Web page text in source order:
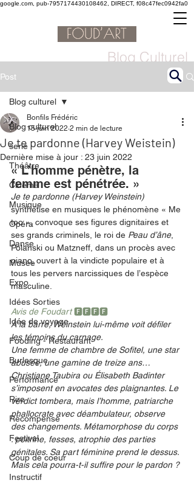
google.com, pub-7957174430108462, DIRECT, f08c47fec0942fa0
Blog Culturel
Post
Blog culturel
serie
Théâtre
Cinéma
Musique
Opéra
Danse
Musée
Expo
Idées Sorties
Idée de voyage
Fooding - Restaurant
Burlesque
Performance
Rire
Récompense
Festival
Coup de coeur
Instructif
Blog culturel
Je te pardonne (Harvey Weistein)
Bonfils Frédéric
15 juin 2022 2 min de lecture
Dernière mise à jour : 23 juin 2022
« L’homme pénètre, la
femme est pénétrée. »
Je te pardonne (Harvey Weinstein)
synthétise en musiques le phénomène « Me
too », convoque ses figures dignitaires et
ses grands criminels, le roi de Peau d’âne,
Polanski ou Matzneff, dans un procès avec
piano, ouvert à la vindicte populaire et à
tous les pervers narcissiques de l’espèce
masculine.
Avis de Foudart 🅵🅵🅵🅵
À la barre, Weinstein lui-même voit défiler
les témoins du carnage.
Une femme de chambre de Sofitel, une star
abusée, une gamine de treize ans…
Christiane Taubira ou Élisabeth Badinter
s’imposent en avocates des plaignantes. Le
verdict tombera, mais l’homme, patriarche
phallocrate avec déambulateur, observe
des changements. Métamorphose du corps
: poitrine, fesses, atrophie des parties
génitales. Sa part féminine prend le dessus.
Mais cela pourra-t-il suffire pour le pardon ?